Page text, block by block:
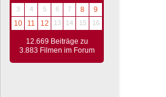
3
4 5 6 7 8
9
10
11 12 13 14 15 16
12.669 Beiträge zu
3.883 Filmen im Forum